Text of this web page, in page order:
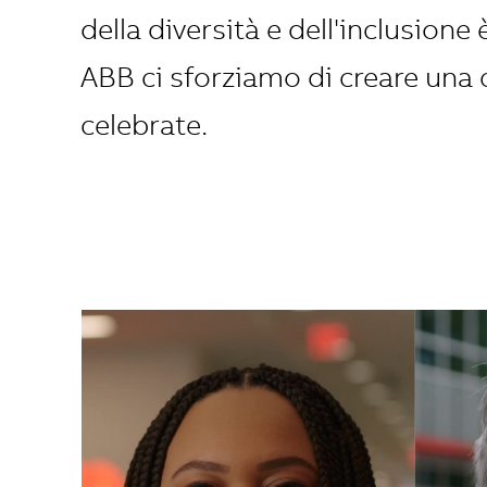
della diversità e dell'inclusione
ABB ci sforziamo di creare
celebrate.